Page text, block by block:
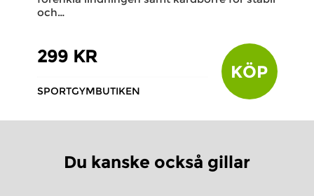
och…
299 KR
SPORTGYMBUTIKEN
KÖP
Du kanske också gillar